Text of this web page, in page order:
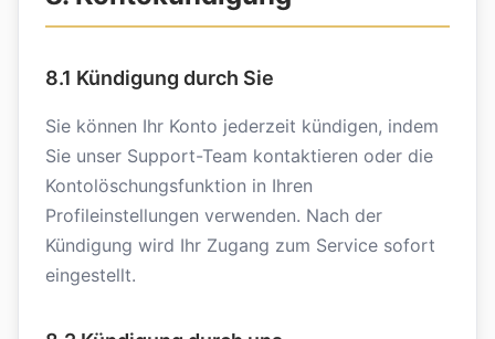
8.1 Kündigung durch Sie
Sie können Ihr Konto jederzeit kündigen, indem
Sie unser Support-Team kontaktieren oder die
Kontolöschungsfunktion in Ihren
Profileinstellungen verwenden. Nach der
Kündigung wird Ihr Zugang zum Service sofort
eingestellt.